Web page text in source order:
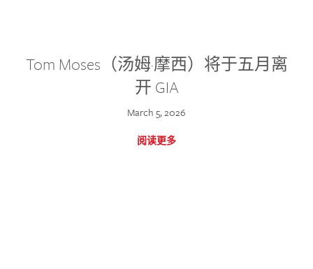
Tom Moses（汤姆·摩西）将于五月离
开 GIA
March 5, 2026
阅读更多